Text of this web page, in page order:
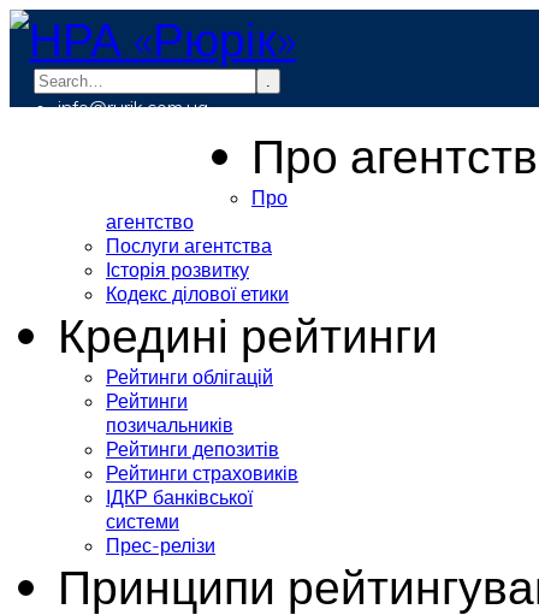
.
info@rurik.com.ua
Про
Про
агентство
Послуги агентства
Історія розвитку
Кодекс ділової етики
Кредині рейтинги
Рейтинги облігацій
Рейтинги
позичальників
Рейтинги депозитів
Рейтинги страховиків
ІДКР банківської
системи
Прес-релізи
Принципи